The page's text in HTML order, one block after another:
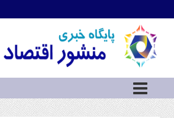
اطلاعات
تماس
ما
درباره
ما